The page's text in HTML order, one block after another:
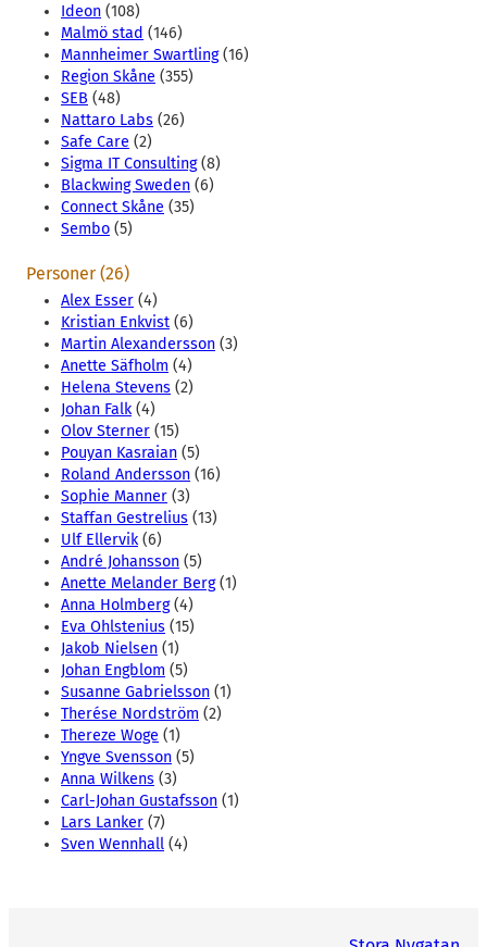
Ideon (108)
Malmö stad (146)
Mannheimer Swartling(16)
Region Skåne (355)
SEB (48)
Nattaro Labs (26)
Safe Care (2)
Sigma IT Consulting(8)
Blackwing Sweden (6)
Connect Skåne (35)
Sembo (5)
Personer (26)
Alex Esser (4)
Kristian Enkvist (6)
Martin Alexandersson (3)
Anette Säfholm (4)
Helena Stevens (2)
Johan Falk(4)
Olov Sterner (15)
Pouyan Kasraian (5)
Roland Andersson (16)
Sophie Manner (3)
Staffan Gestrelius (13)
Ulf Ellervik(6)
André Johansson (5)
Anette Melander Berg(1)
Anna Holmberg(4)
Eva Ohlstenius (15)
Jakob Nielsen (1)
Johan Engblom (5)
Susanne Gabrielsson (1)
Therése Nordström (2)
Thereze Woge (1)
Yngve Svensson (5)
Anna Wilkens (3)
Carl-Johan Gustafsson (1)
Lars Lanker (7)
Sven Wennhall (4)